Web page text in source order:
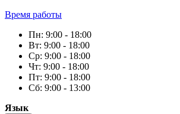
Время работы
Пн: 9:00 - 18:00
Вт: 9:00 - 18:00
Ср: 9:00 - 18:00
Чт: 9:00 - 18:00
Пт: 9:00 - 18:00
Сб: 9:00 - 13:00
Язык